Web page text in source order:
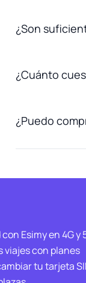
¿Son
¿Cuánto
¿Puedo
Esimy en 4G y
viajes con planes
tu tarjeta